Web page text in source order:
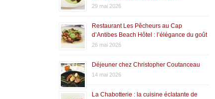
29 mai 2026
Restaurant Les Pêcheurs au Cap
d’Antibes Beach Hôtel : l’élégance du goût
26 mai 2026
Déjeuner chez Christopher Coutanceau
14 mai 2026
La Chabotterie : la cuisine éclatante de